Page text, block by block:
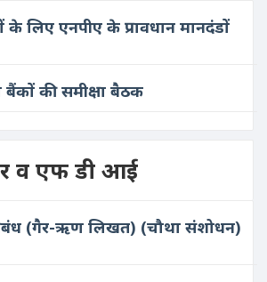
के लिए एनपीए के प्रावधान मानदंडों
बैंकों की समीक्षा बैठक
व एफ डी आई
प्रबंध (गैर-ऋण लिखत) (चौथा संशोधन)